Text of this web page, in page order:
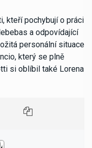
kteří pochybují o práci
a odpovídající
personální situace
který se plně
si oblíbil také Lorena